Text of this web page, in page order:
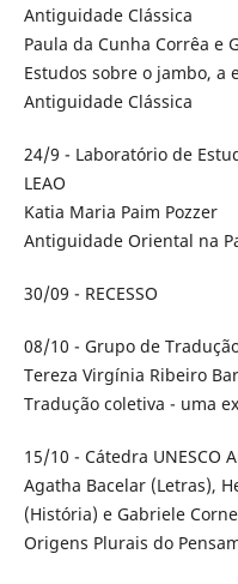
Antiguidade Clássica
Paula da Cunha Corrêa e
Estudos sobre o jambo, a
Antiguidade Clássica
24/9 - Laboratório de
LEAO
Katia Maria Paim Pozzer
Antiguidade Oriental na
30/09 - RECESSO
08/10 - Grupo de
Tereza Virgínia Ribeiro
Tradução coletiva - uma
15/10 - Cátedra UNESCO
Agatha Bacelar (Letras),
(História) e Gabriele
Origens Plurais do